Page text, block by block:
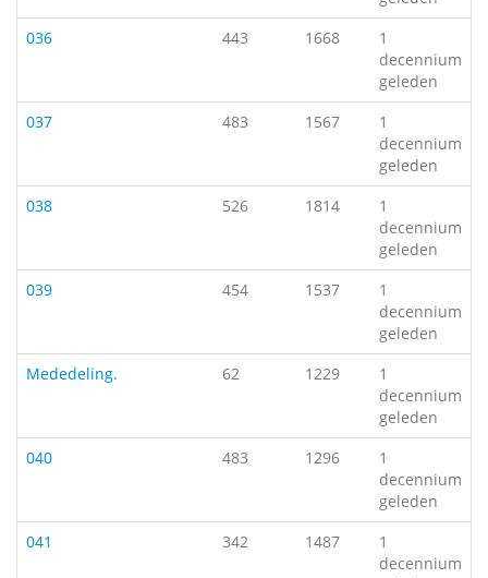
036
443 1668
1
decennium
geleden
037
483 1567
1
decennium
geleden
038
526 1814
1
decennium
geleden
039
454 1537
1
decennium
geleden
Mededeling.
62 1229
1
decennium
geleden
040
483 1296
1
decennium
geleden
041
342 1487
1
decennium